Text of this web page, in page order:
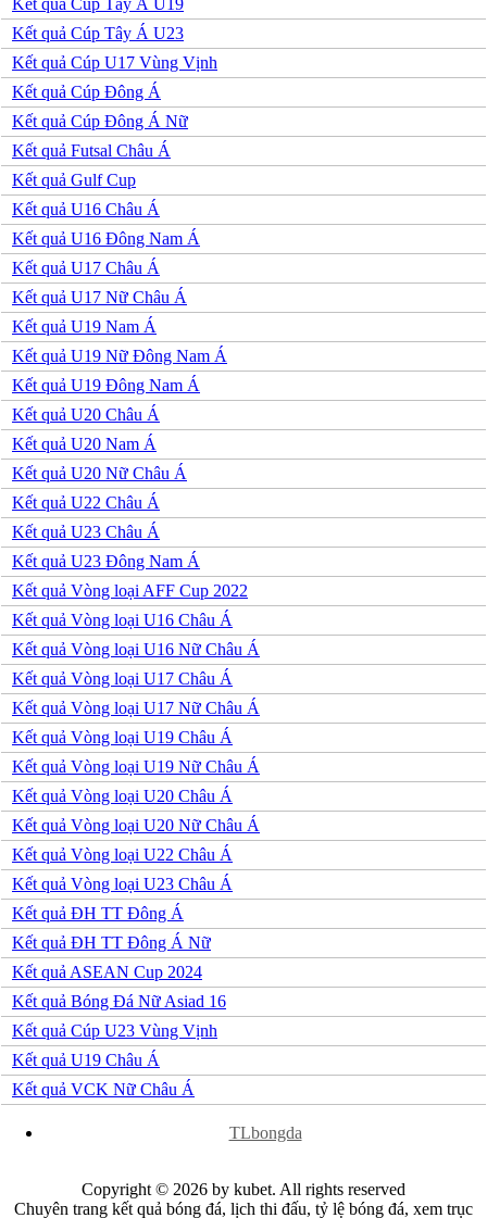
Tajikistan
UAE
Uzbekistan
Yemen
Ấn độ
Brazil
Bolivia
Colombia
Ecuador
Peru
Uruguay
Mỹ
Mexico
Costa Rica
Honduras
Algeria
Ma rốc
Tunisia
Kết quả Cúp Tây Á U23
Kết quả Cúp U17 Vùng Vịnh
Kết quả Cúp Đông Á
Kết quả Cúp Đông Á Nữ
Kết quả Futsal Châu Á
Kết quả Gulf Cup
Kết quả U16 Châu Á
Kết quả U16 Đông Nam Á
Kết quả U17 Châu Á
Kết quả U17 Nữ Châu Á
Kết quả U19 Nam Á
Kết quả U19 Nữ Đông Nam Á
Kết quả U19 Đông Nam Á
Kết quả U20 Châu Á
Kết quả U20 Nam Á
Kết quả U20 Nữ Châu Á
Kết quả U22 Châu Á
Kết quả U23 Châu Á
Kết quả U23 Đông Nam Á
Kết quả Vòng loại AFF Cup 2022
Kết quả Vòng loại U16 Châu Á
Kết quả Vòng loại U16 Nữ Châu Á
Kết quả Vòng loại U17 Châu Á
Kết quả Vòng loại U17 Nữ Châu Á
Kết quả Vòng loại U19 Châu Á
Kết quả Vòng loại U19 Nữ Châu Á
Kết quả Vòng loại U20 Châu Á
Kết quả Vòng loại U20 Nữ Châu Á
Kết quả Vòng loại U22 Châu Á
Kết quả Vòng loại U23 Châu Á
Kết quả ĐH TT Đông Á
Kết quả ĐH TT Đông Á Nữ
Kết quả ASEAN Cup 2024
Kết quả Bóng Đá Nữ Asiad 16
Kết quả Cúp U23 Vùng Vịnh
Kết quả U19 Châu Á
Kết quả VCK Nữ Châu Á
TLbongda
Copyright © 2026 by kubet. All rights reserved
Chuyên trang kết quả bóng đá, lịch thi đấu, tỷ lệ bóng đá, xem trục